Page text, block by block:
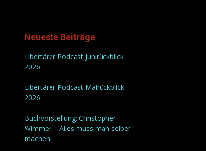
Neueste Beiträge
Libertärer Podcast Junirückblick
2026
Libertärer Podcast Mairückblick
2026
Buchvorstellung: Christopher
Wimmer – Alles muss man selber
machen